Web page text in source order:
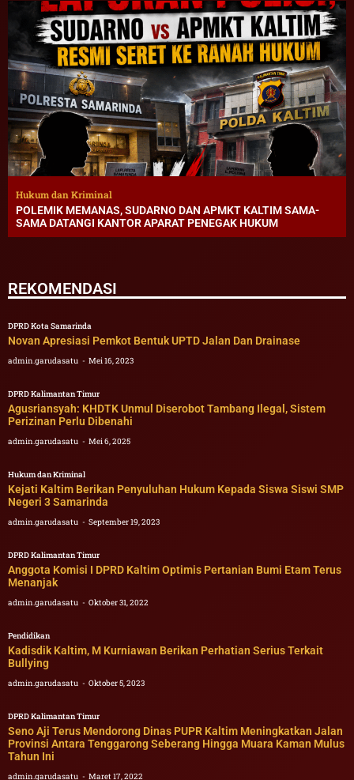
Hukum dan Kriminal
POLEMIK MEMANAS, SUDARNO DAN APMKT KALTIM SAMA-
SAMA DATANGI KANTOR APARAT PENEGAK HUKUM
REKOMENDASI
DPRD Kota Samarinda
Novan Apresiasi Pemkot Bentuk UPTD Jalan Dan Drainase
admin.garudasatu Mei 16, 2023
DPRD Kalimantan Timur
Agusriansyah: KHDTK Unmul Diserobot Tambang Ilegal, Sistem
Perizinan Perlu Dibenahi
admin.garudasatu Mei 6, 2025
Hukum dan Kriminal
Kejati Kaltim Berikan Penyuluhan Hukum Kepada Siswa Siswi SMP
Negeri 3 Samarinda
admin.garudasatu September 19, 2023
DPRD Kalimantan Timur
Anggota Komisi I DPRD Kaltim Optimis Pertanian Bumi Etam Terus
Menanjak
admin.garudasatu Oktober 31, 2022
Pendidikan
Kadisdik Kaltim, M Kurniawan Berikan Perhatian Serius Terkait
Bullying
admin.garudasatu Oktober 5, 2023
DPRD Kalimantan Timur
Seno Aji Terus Mendorong Dinas PUPR Kaltim Meningkatkan Jalan
Provinsi Antara Tenggarong Seberang Hingga Muara Kaman Mulus
Tahun Ini
admin.garudasatu Maret 17, 2022